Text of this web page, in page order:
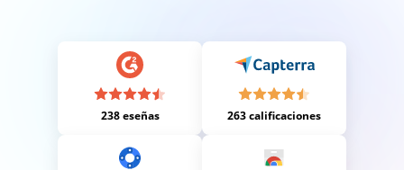
238 eseñas 263 calificaciones